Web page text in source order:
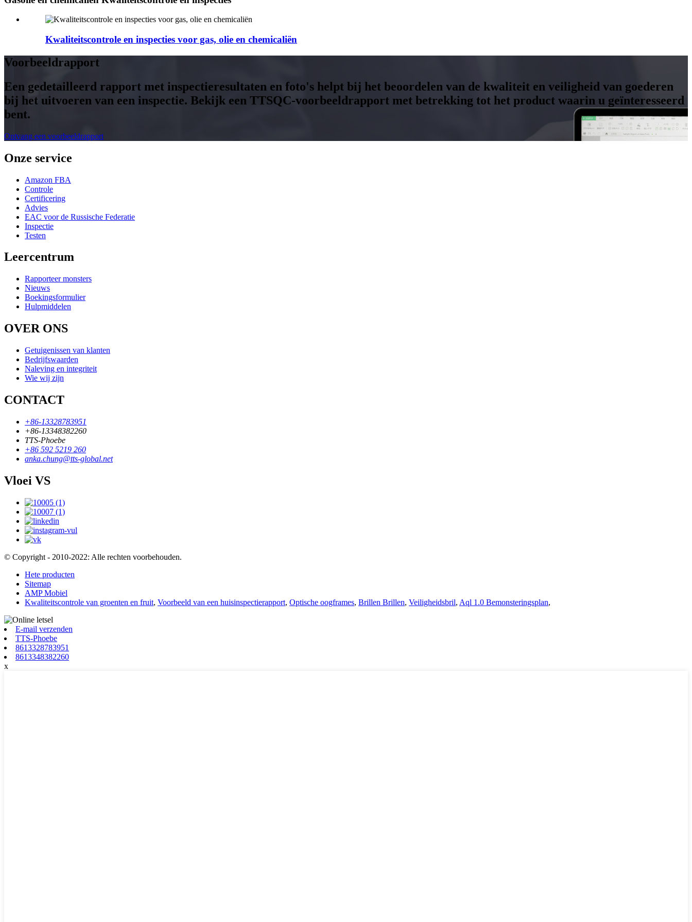
Kwaliteitscontrole en inspecties voor gas, olie en chemicaliën
Voorbeeldrapport
Een gedetailleerd rapport met inspectieresultaten en foto's helpt bij het beoordelen van de kwaliteit en veiligheid van goederen
bij het uitvoeren van een inspectie. Bekijk een TTSQC-voorbeeldrapport met betrekking tot het product waarin u geïnteresseerd
bent.
Ontvang een voorbeeldrapport
Onze service
Amazon FBA
Controle
Certificering
Advies
EAC voor de Russische Federatie
Inspectie
Testen
Leercentrum
Rapporteer monsters
Nieuws
Boekingsformulier
Hulpmiddelen
OVER ONS
Getuigenissen van klanten
Bedrijfswaarden
Naleving en integriteit
Wie wij zijn
CONTACT
+86-13328783951
+86-13348382260
TTS-Phoebe
+86 592 5219 260
anka.chung@tts-global.net
Vloei VS
© Copyright - 2010-2022: Alle rechten voorbehouden.
Hete producten
Sitemap
AMP Mobiel
Kwaliteitscontrole van groenten en fruit, Voorbeeld van een huisinspectierapport, Optische oogframes, Brillen Brillen, Veiligheidsbril, Aql 1.0 Bemonsteringsplan,
E-mail verzenden
TTS-Phoebe
8613328783951
8613348382260
x